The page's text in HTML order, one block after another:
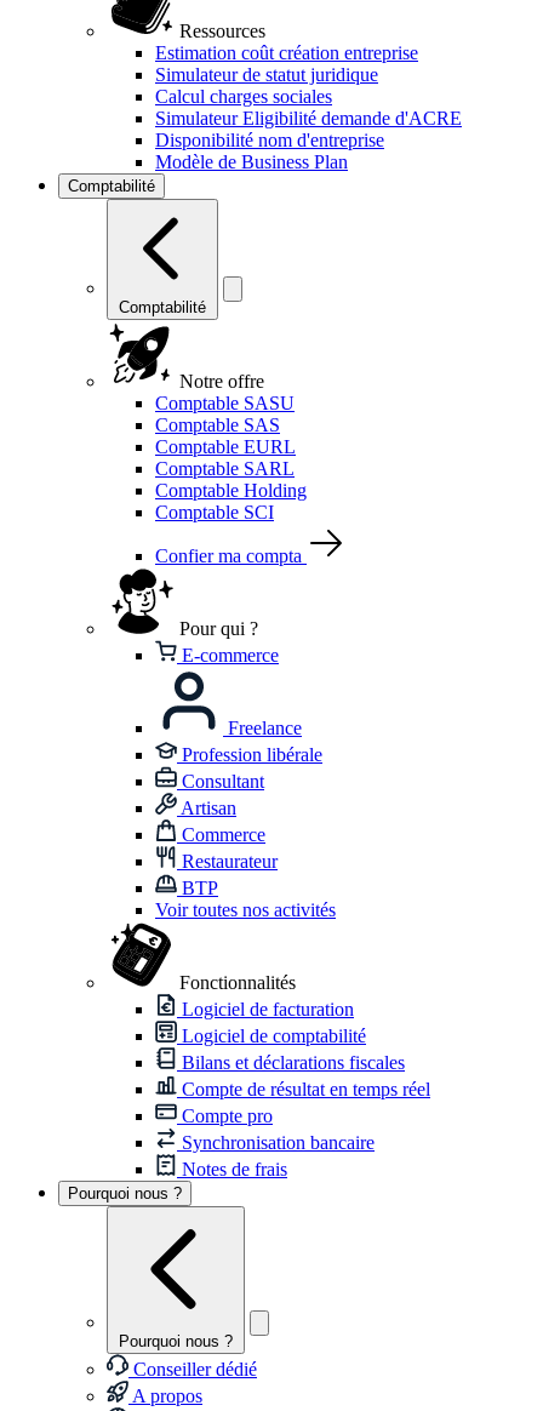
Ressources
Estimation coût création entreprise
Simulateur de statut juridique
Calcul charges sociales
Simulateur Eligibilité demande d'ACRE
Disponibilité nom d'entreprise
Modèle de Business Plan
Comptabilité
Comptabilité
Notre offre
Comptable SASU
Comptable SAS
Comptable EURL
Comptable SARL
Comptable Holding
Comptable SCI
Confier ma compta
Pour qui ?
E-commerce
Freelance
Profession libérale
Consultant
Artisan
Commerce
Restaurateur
BTP
Voir toutes nos activités
Fonctionnalités
Logiciel de facturation
Logiciel de comptabilité
Bilans et déclarations fiscales
Compte de résultat en temps réel
Compte pro
Synchronisation bancaire
Notes de frais
Pourquoi nous ?
Pourquoi nous ?
Conseiller dédié
A propos